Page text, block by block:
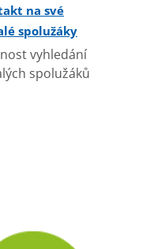
na své
spolužáky
vyhledání
spolužáků